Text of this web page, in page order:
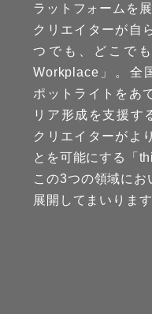
ラットフォームを
クリエイターが自
つでも、どこで
Workplace」。全
ポットライトをあ
リア形成を支援す
クリエイターがよ
とを可能にする「
この3つの領域にお
展開してまいります